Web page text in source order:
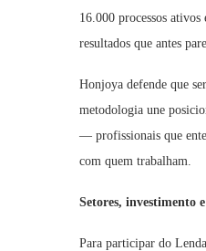
16.000 processos
resultados que antes
Honjoya defende que
metodologia une
— profissionais que
com quem trabalham.
Setores, investimento
Para participar do